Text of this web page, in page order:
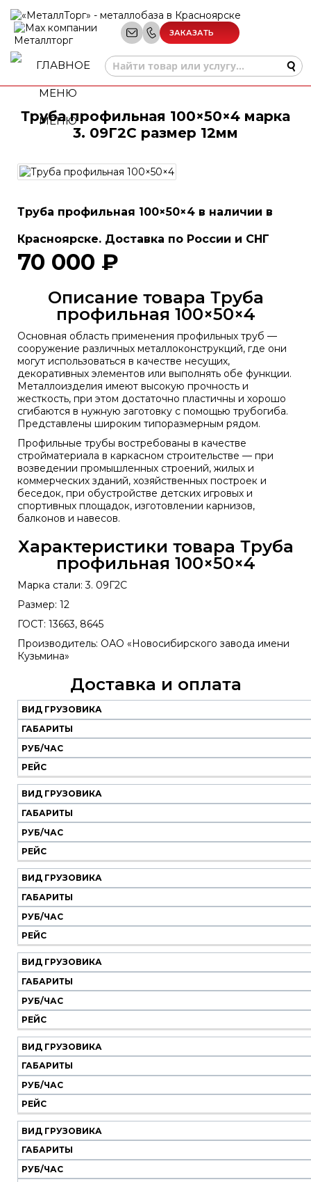
ЗАКАЗАТЬ
МЕНЮ
Труба профильная 100×50×4 марка
3. 09Г2С размер 12мм
Труба профильная 100×50×4 в наличии в
Красноярске. Доставка по России и СНГ
70 000 ₽
Описание товара Труба
профильная 100×50×4
Основная область применения профильных труб —
сооружение различных металлоконструкций, где они
могут использоваться в качестве несущих,
декоративных элементов или выполнять обе функции.
Металлоизделия имеют высокую прочность и
жесткость, при этом достаточно пластичны и хорошо
сгибаются в нужную заготовку с помощью трубогиба.
Представлены широким типоразмерным рядом.
Профильные трубы востребованы в качестве
стройматериала в каркасном строительстве — при
возведении промышленных строений, жилых и
коммерческих зданий, хозяйственных построек и
беседок, при обустройстве детских игровых и
спортивных площадок, изготовлении карнизов,
балконов и навесов.
Характеристики товара Труба
профильная 100×50×4
Марка стали: 3. 09Г2С
Размер: 12
ГОСТ: 13663, 8645
Производитель: ОАО «Новосибирского завода имени
Кузьмина»
Доставка и оплата
Наш
транспорт
Вид
грузовика
Габариты
Руб/
час
Рейс
ВИД ГРУЗОВИКА
ГАБАРИТЫ
РУБ/ЧАС
РЕЙС
ВИД ГРУЗОВИКА
ГАБАРИТЫ
РУБ/ЧАС
РЕЙС
ВИД ГРУЗОВИКА
ГАБАРИТЫ
РУБ/ЧАС
РЕЙС
ВИД ГРУЗОВИКА
ГАБАРИТЫ
РУБ/ЧАС
РЕЙС
ВИД ГРУЗОВИКА
ГАБАРИТЫ
РУБ/ЧАС
РЕЙС
ВИД ГРУЗОВИКА
ГАБАРИТЫ
РУБ/ЧАС